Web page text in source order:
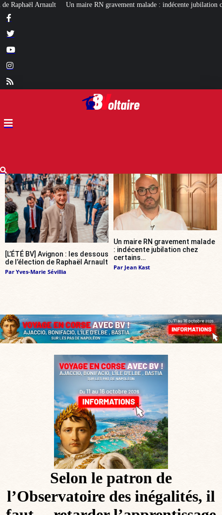
malade : indécente jubilation chez certains… Affaire Lyhanna :
[L’ÉTÉ BV] Avignon : les dessous
de l’élection de Raphaël Arnault
Par Yves-Marie Sévillia
Un maire RN gravement malade
: indécente jubilation chez
certains…
Par Jean Kast
Selon le patron de
l’Observatoire des inégalités, il